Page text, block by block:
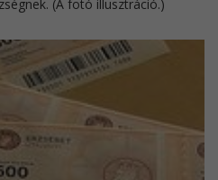
(A fotó illusztráció.)